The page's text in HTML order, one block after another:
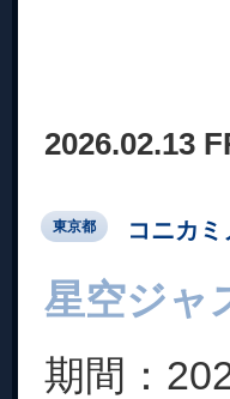
2026.02.13
東京都 コニカ
星空ジャ
期間：